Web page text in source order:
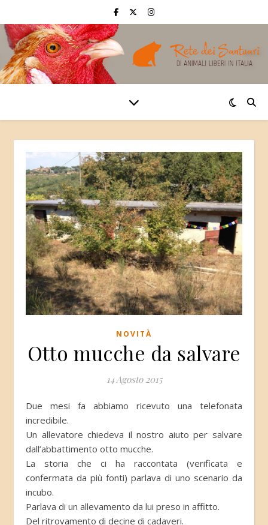
NOVITÀ
Otto mucche da salvare
14 Agosto 2015
Due mesi fa abbiamo ricevuto una telefonata
incredibile.
Un allevatore chiedeva il nostro aiuto per salvare
dall’abbattimento otto mucche.
La storia che ci ha raccontata (verificata e
confermata da più fonti) parlava di uno scenario da
incubo.
Parlava di un allevamento da lui preso in affitto.
Del ritrovamento di decine di cadaveri.